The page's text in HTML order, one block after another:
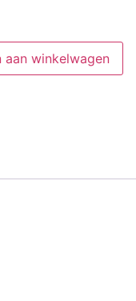
aan winkelwagen